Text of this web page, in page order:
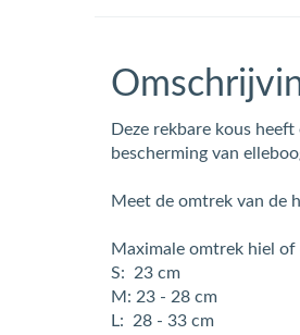
Deze rekbare kous
bescherming van
Meet de omtrek van de
Maximale omtrek hiel of
S: 23 cm
M: 23 - 28 cm
L: 28 - 33 cm